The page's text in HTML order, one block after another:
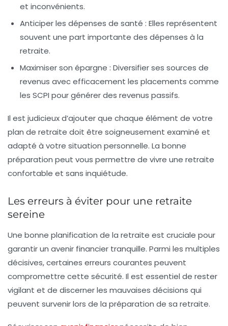
et inconvénients.
Anticiper les dépenses de santé : Elles représentent
souvent une part importante des dépenses à la
retraite.
Maximiser son épargne : Diversifier ses sources de
revenus avec efficacement les placements comme
les SCPI pour générer des revenus passifs.
Il est judicieux d’ajouter que chaque élément de votre
plan de retraite doit être soigneusement examiné et
adapté à votre situation personnelle. La bonne
préparation peut vous permettre de vivre une retraite
confortable et sans inquiétude.
Les erreurs à éviter pour une retraite
sereine
Une bonne planification de la retraite est cruciale pour
garantir un avenir financier tranquille. Parmi les multiples
décisives, certaines erreurs courantes peuvent
compromettre cette sécurité. Il est essentiel de rester
vigilant et de discerner les mauvaises décisions qui
peuvent survenir lors de la préparation de sa retraite.